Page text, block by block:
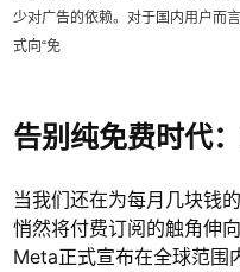
少对广告的依赖。对于国内用户而
式向“免
告别纯免费时代
当我们还在为每月几块钱
悄然将付费订阅的触角伸
Meta正式宣布在全球范